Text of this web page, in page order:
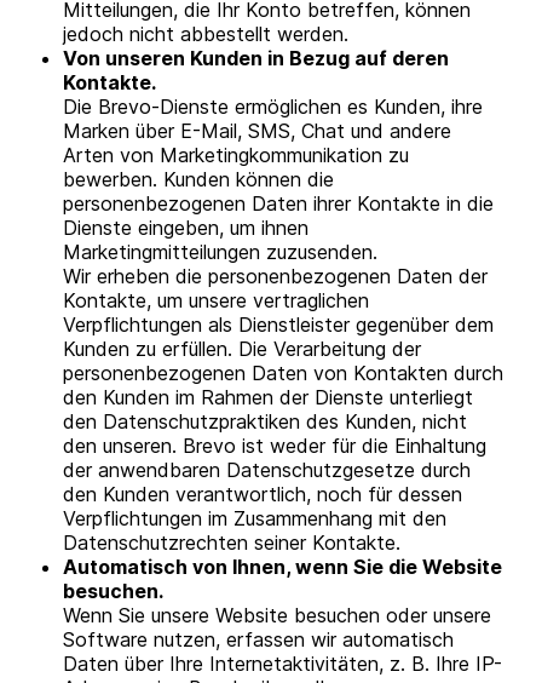
Mitteilungen, die Ihr Konto betreffen, können
jedoch nicht abbestellt werden.
Von unseren Kunden in Bezug auf deren
Kontakte.
Die Brevo-Dienste ermöglichen es Kunden, ihre
Marken über E-Mail, SMS, Chat und andere
Arten von Marketingkommunikation zu
bewerben. Kunden können die
personenbezogenen Daten ihrer Kontakte in die
Dienste eingeben, um ihnen
Marketingmitteilungen zuzusenden.
Wir erheben die personenbezogenen Daten der
Kontakte, um unsere vertraglichen
Verpflichtungen als Dienstleister gegenüber dem
Kunden zu erfüllen. Die Verarbeitung der
personenbezogenen Daten von Kontakten durch
den Kunden im Rahmen der Dienste unterliegt
den Datenschutzpraktiken des Kunden, nicht
den unseren. Brevo ist weder für die Einhaltung
der anwendbaren Datenschutzgesetze durch
den Kunden verantwortlich, noch für dessen
Verpflichtungen im Zusammenhang mit den
Datenschutzrechten seiner Kontakte.
Automatisch von Ihnen, wenn Sie die Website
besuchen.
Wenn Sie unsere Website besuchen oder unsere
Software nutzen, erfassen wir automatisch
Daten über Ihre Internetaktivitäten, z. B. Ihre IP-